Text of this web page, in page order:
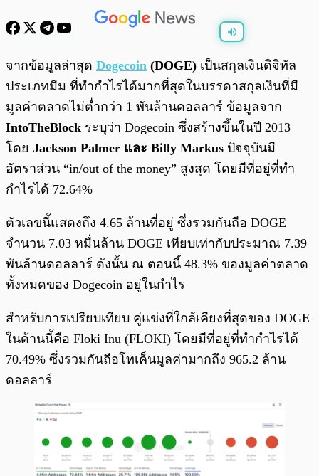
พร้อมเล่น 0:00 /0:00
จากข้อมูลล่าสุด Dogecoin (DOGE) เป็นสกุลเงินดิจิทัล
ประเภทมีม ที่ทำกำไรได้มากที่สุดในบรรดาสกุลเงินที่มี
มูลค่าตลาดไม่ต่ำกว่า 1 พันล้านดอลลาร์ ข้อมูลจาก
IntoTheBlock ระบุว่า Dogecoin ซึ่งสร้างขึ้นในปี 2013
โดย Jackson Palmer และ Billy Markus ปัจจุบันมี
อัตราส่วน “in/out of the money” สูงสุด โดยมีที่อยู่ที่ทำ
กำไรได้ 72.64%
ตัวเลขนี้แสดงถึง 4.65 ล้านที่อยู่ ซึ่งรวมกันถือ DOGE
จำนวน 7.03 หมื่นล้าน DOGE เทียบเท่ากับประมาณ 7.39
พันล้านดอลลาร์ ดังนั้น ณ ตอนนี้ 48.3% ของมูลค่าตลาด
ทั้งหมดของ Dogecoin อยู่ในกำไร
สำหรับการเปรียบเทียบ คู่แข่งที่ใกล้เคียงที่สุดของ DOGE
ในด้านนี้คือ Floki Inu (FLOKI) โดยมีที่อยู่ที่ทำกำไรได้
70.49% ซึ่งรวมกันถือโทเค็นมูลค่ามากถึง 965.2 ล้าน
ดอลลาร์